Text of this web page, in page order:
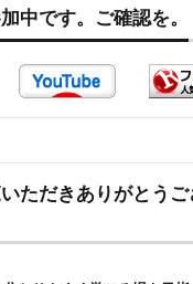
中です。ご確認を。
ただきありがとうご